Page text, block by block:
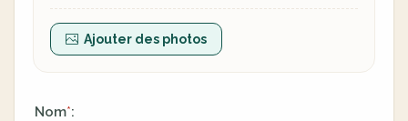
Ajouter des photos
Nom*: